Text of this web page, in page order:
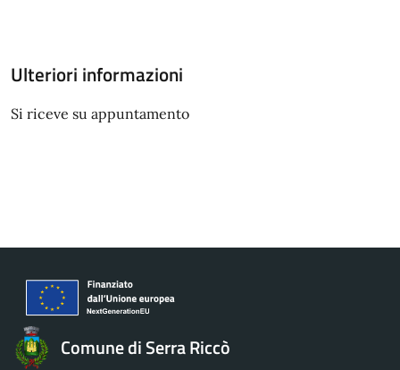
Ulteriori informazioni
Si riceve su appuntamento
Comune di Serra Riccò